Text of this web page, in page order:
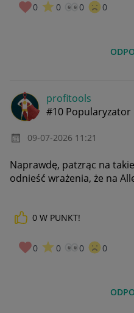
0 0 0 0
profitools
#10 Popularyzator
‎09-07-2026 11:21
Naprawdę, patzrąc na
odnieść wrażenia, że na
0 W PUNKT!
0 0 0 0